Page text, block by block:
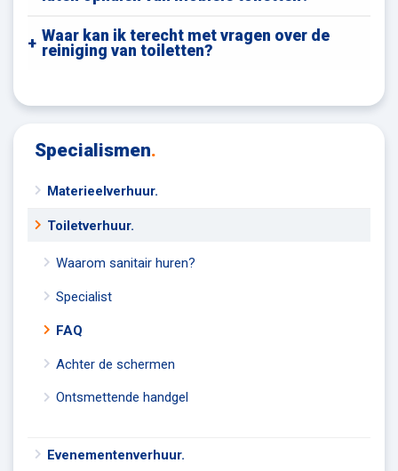
Waar kan ik terecht met vragen over de
reiniging van toiletten?
Specialismen.
Materieelverhuur.
Toiletverhuur.
Waarom sanitair huren?
Specialist
FAQ
Achter de schermen
Ontsmettende handgel
Evenementenverhuur.